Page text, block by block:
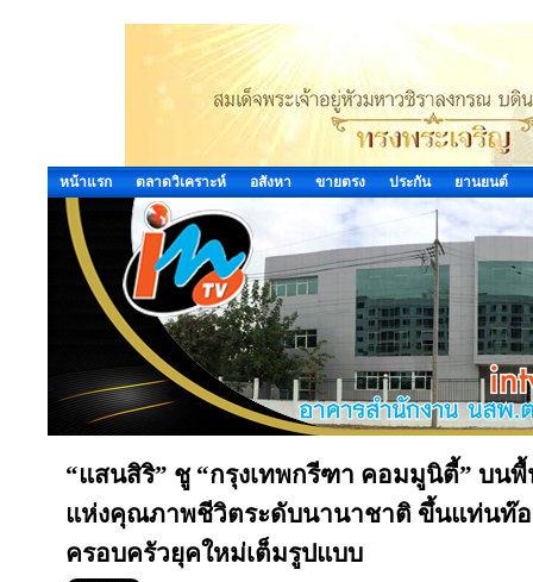
หน้าแรก ตลาดวิเคราะห์ อสังหา ขายตรง ประกัน ยานยนต์
“แสนสิริ” ชู “กรุงเทพกรีฑา คอมมูนิตี้” บน
แห่งคุณภาพชีวิตระดับนานาชาติ ขึ้นแท่นท๊อ
ครอบครัวยุคใหม่เต็มรูปแบบ